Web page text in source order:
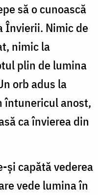
să o cunoască
Învierii. Nimic de
nimic la
plin de lumina
orb adus la
întunericul anost,
ca învierea din
și capătă vederea
vede lumina în